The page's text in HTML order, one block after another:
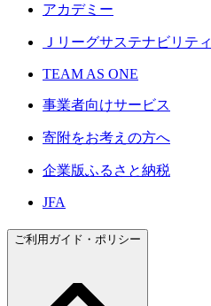
アカデミー
Ｊリーグサステナビリティ
TEAM AS ONE
事業者向けサービス
寄附をお考えの方へ
企業版ふるさと納税
JFA
ご利用ガイド・ポリシー